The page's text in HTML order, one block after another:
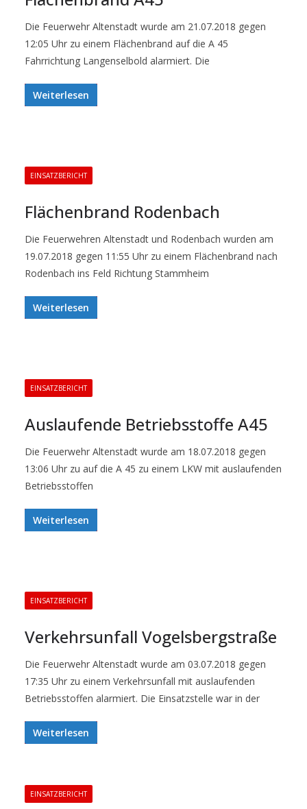
Die Feuerwehr Altenstadt wurde am 21.07.2018 gegen
12:05 Uhr zu einem Flächenbrand auf die A 45
Fahrrichtung Langenselbold alarmiert. Die
Weiterlesen
EINSATZBERICHT
Flächenbrand Rodenbach
Die Feuerwehren Altenstadt und Rodenbach wurden am
19.07.2018 gegen 11:55 Uhr zu einem Flächenbrand nach
Rodenbach ins Feld Richtung Stammheim
Weiterlesen
EINSATZBERICHT
Auslaufende Betriebsstoffe A45
Die Feuerwehr Altenstadt wurde am 18.07.2018 gegen
13:06 Uhr zu auf die A 45 zu einem LKW mit auslaufenden
Betriebsstoffen
Weiterlesen
EINSATZBERICHT
Verkehrsunfall Vogelsbergstraße
Die Feuerwehr Altenstadt wurde am 03.07.2018 gegen
17:35 Uhr zu einem Verkehrsunfall mit auslaufenden
Betriebsstoffen alarmiert. Die Einsatzstelle war in der
Weiterlesen
EINSATZBERICHT